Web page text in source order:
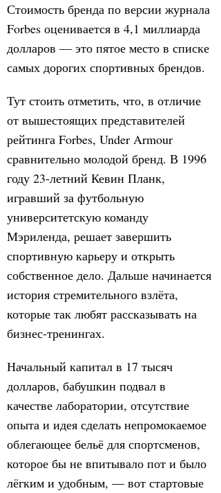
Стоимость бренда по версии журнала
Forbes оценивается в 4,1 миллиарда
долларов — это пятое место в списке
самых дорогих спортивных брендов.
Тут стоить отметить, что, в отличие
от вышестоящих представителей
рейтинга Forbes, Under Armour
сравнительно молодой бренд. В 1996
году 23-летний Кевин Планк,
игравший за футбольную
университетскую команду
Мэриленда, решает завершить
спортивную карьеру и открыть
собственное дело. Дальше начинается
история стремительного взлёта,
которые так любят рассказывать на
бизнес-тренингах.
Начальный капитал в 17 тысяч
долларов, бабушкин подвал в
качестве лаборатории, отсутствие
опыта и идея сделать непромокаемое
облегающее бельё для спортсменов,
которое бы не впитывало пот и было
лёгким и удобным, — вот стартовые